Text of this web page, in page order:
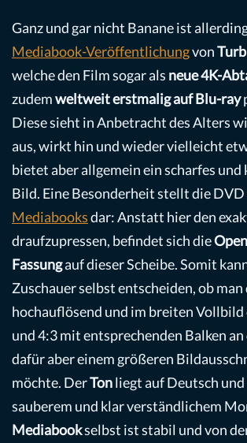
Ganz und gar nicht Banane ist
Mediabook-Veröffentlichungvon
welche den Film sogar als neue 4K-
zudemweltweit erstmalig auf Blu-ray
Diese sieht in Anbetracht des Alters
aus, wirkt hin und wieder vielleicht
bietet aber allgemein ein scharfes
Bild. Eine Besonderheit stellt die DVD
Mediabooksdar: Anstatt hier den
draufzupressen, befindet sich die
Fassungauf dieser Scheibe. Somit
Zuschauer selbst entscheiden, ob
hochauflösend und im breiten Vollbild
und 4:3 mit entsprechenden Balken an
dafür aber einem größeren
möchte. DerTonliegt auf Deutsch und
sauberem und klar verständlichem
Mediabookselbst ist stabil und von